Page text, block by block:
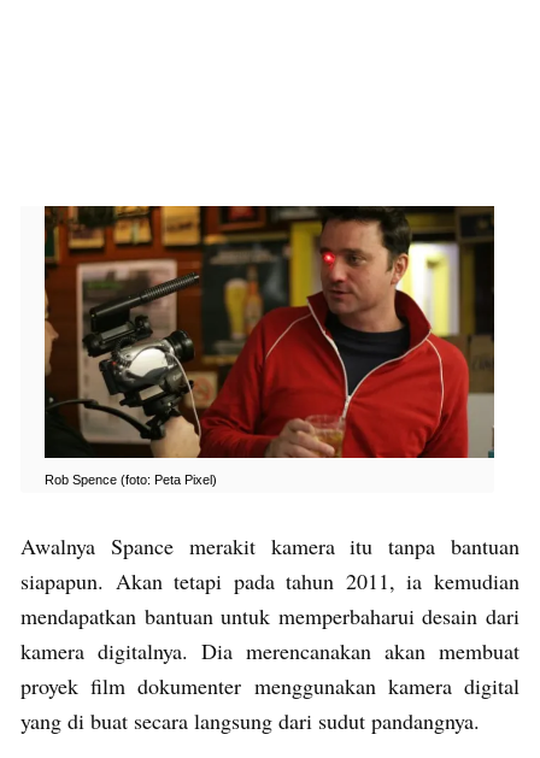
Rob Spence (foto: Peta Pixel)
Awalnya Spance merakit kamera itu tanpa bantuan
siapapun. Akan tetapi pada tahun 2011, ia kemudian
mendapatkan bantuan untuk memperbaharui desain dari
kamera digitalnya. Dia merencanakan akan membuat
proyek film dokumenter menggunakan kamera digital
yang di buat secara langsung dari sudut pandangnya.